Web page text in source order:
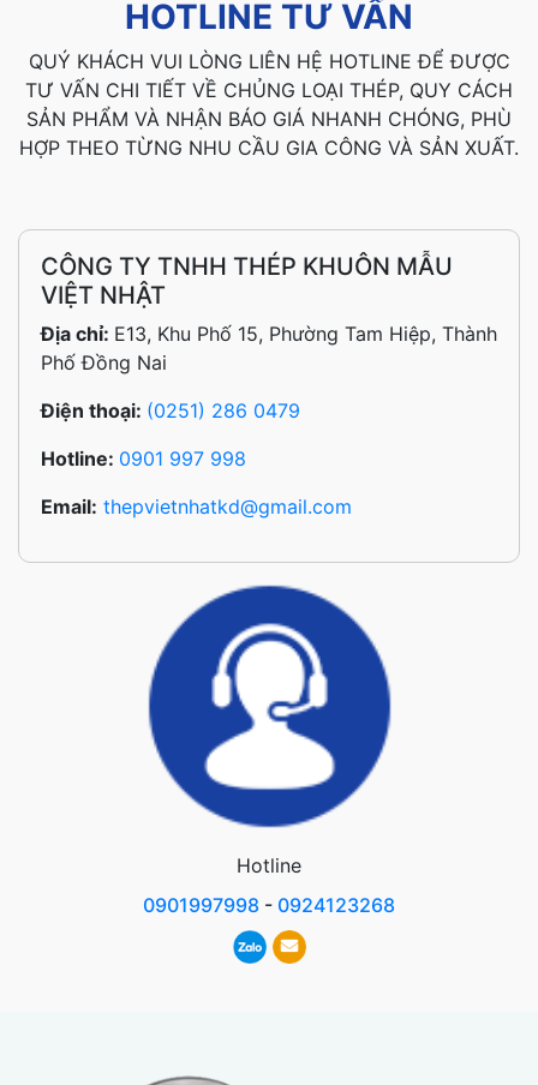
HOTLINE TƯ VẤN
QUÝ KHÁCH VUI LÒNG LIÊN HỆ HOTLINE ĐỂ ĐƯỢC
TƯ VẤN CHI TIẾT VỀ CHỦNG LOẠI THÉP, QUY CÁCH
SẢN PHẨM VÀ NHẬN BÁO GIÁ NHANH CHÓNG, PHÙ
HỢP THEO TỪNG NHU CẦU GIA CÔNG VÀ SẢN XUẤT.
CÔNG TY TNHH THÉP KHUÔN MẪU
VIỆT NHẬT
Địa chỉ: E13, Khu Phố 15, Phường Tam Hiệp, Thành
Phố Đồng Nai
Điện thoại: (0251) 286 0479
Hotline: 0901 997 998
Email: thepvietnhatkd@gmail.com
Hotline
0901997998 - 0924123268